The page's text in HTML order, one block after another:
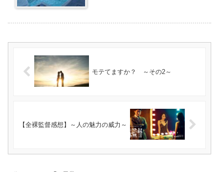
モテてますか？ ～その2～
【全裸監督感想】～人の魅力の威力～